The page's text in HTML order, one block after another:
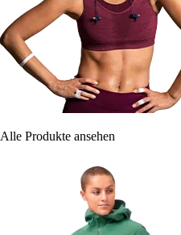
Alle Produkte ansehen